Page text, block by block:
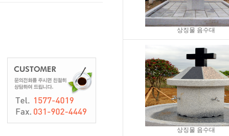
상징물 음수대
상징물 음수대